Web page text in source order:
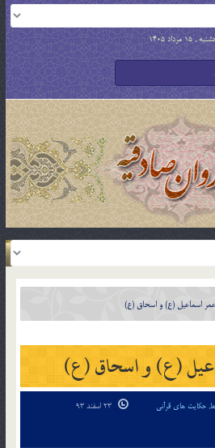
, 15 مرداد 1405
اسماعيل (ع) و اسحاق (ع)
(ع) و اسحاق (ع)
, حکایت های قرآنی